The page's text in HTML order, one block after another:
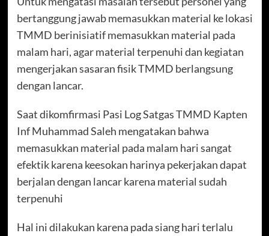
bertanggung jawab memasukkan material ke lokasi
TMMD berinisiatif memasukkan material pada
malam hari, agar material terpenuhi dan kegiatan
mengerjakan sasaran fisik TMMD berlangsung
dengan lancar.
Saat dikomfirmasi Pasi Log Satgas TMMD Kapten
Inf Muhammad Saleh mengatakan bahwa
memasukkan material pada malam hari sangat
efektik karena keesokan harinya pekerjakan dapat
berjalan dengan lancar karena material sudah
terpenuhi
Hal ini dilakukan karena pada siang hari terlalu